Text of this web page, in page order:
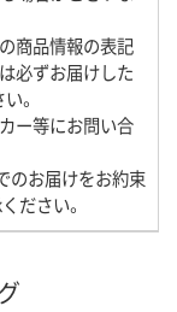
商品情報の表記
必ずお届けした
。
ー等にお問い合
のお届けをお約束
ださい。